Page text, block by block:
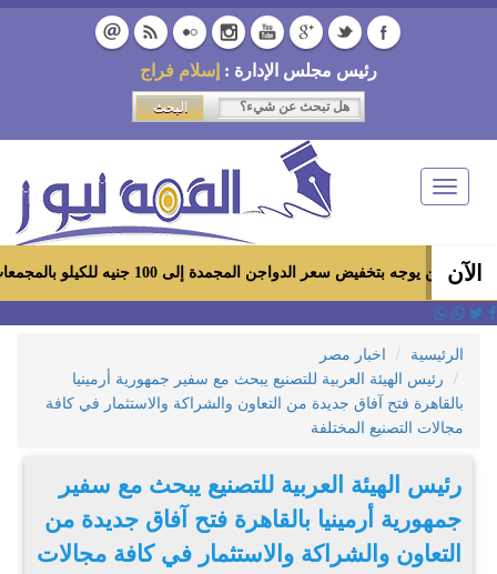
رئيس مجلس الإدارة : إسلام فراج
Toggle
navigation
الآن
سعر الدواجن المجمدة إلى 100 جنيه للكيلو بالمجمعات الاستهلاكية ومعارض «أهلاً رمضان»
الرئيسية
اخبار مصر
رئيس الهيئة العربية للتصنيع يبحث مع سفير جمهورية أرمينيا
بالقاهرة فتح آفاق جديدة من التعاون والشراكة والاستثمار في كافة
مجالات التصنيع المختلفة
رئيس الهيئة العربية للتصنيع يبحث مع سفير
جمهورية أرمينيا بالقاهرة فتح آفاق جديدة من
التعاون والشراكة والاستثمار في كافة مجالات